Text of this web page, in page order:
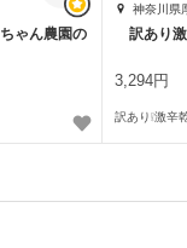
ゃん農園の
神奈川県
訳あり激
3,294円
訳あり❕激